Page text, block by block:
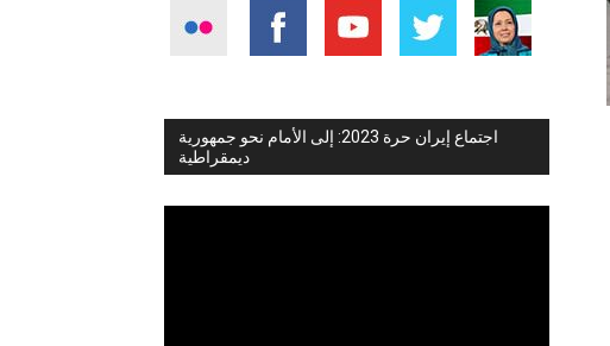
اجتماع إيران حرة 2023: إلى الأمام نحو جمهورية
ديمقراطية